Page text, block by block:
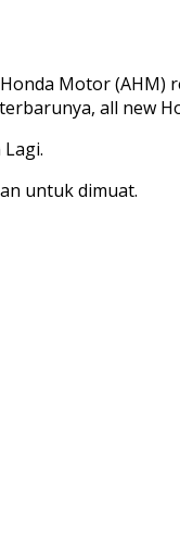
Motor (AHM)
all new
untuk dimuat.